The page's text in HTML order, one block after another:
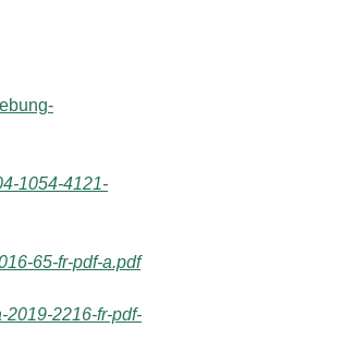
1054-4121-
65-fr-pdf-a.pdf
2019-2216-fr-pdf-